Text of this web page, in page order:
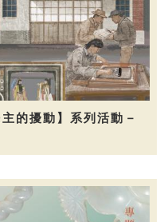
的擾動】系列活動－